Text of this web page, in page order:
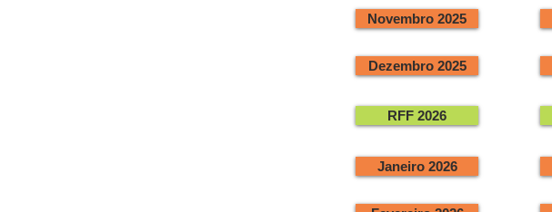
Novembro 2025
Dezembro 2025
RFF 2026
Janeiro 2026